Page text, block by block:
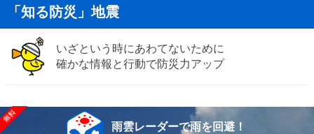
「知る防災」地震
いざという時にあわてないために
確かな情報と行動で防災力アップ
雨雲レーダーで雨を回避！